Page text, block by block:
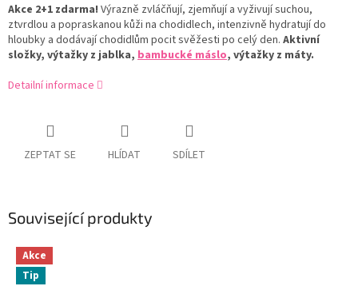
Akce 2+1 zdarma! Výrazně zvláčňují, zjemňují a vyživují suchou,
ztvrdlou a popraskanou kůži na chodidlech, intenzivně hydratují do
hloubky a dodávají chodidlům pocit svěžesti po celý den. Aktivní
složky, výtažky z jablka, bambucké máslo, výtažky z máty.
Detailní informace
ZEPTAT SE HLÍDAT SDÍLET
Související produkty
Akce
Tip